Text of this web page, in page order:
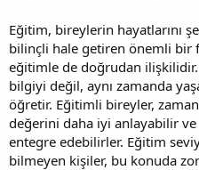
Eğitim, bireylerin hayatlarını
bilinçli hale getiren önemli bir
eğitimle de doğrudan
bilgiyi değil, aynı zamanda
öğretir. Eğitimli bireyler,
değerini daha iyi anlayabilir
entegre edebilirler. Eğitim
bilmeyen kişiler, bu konuda